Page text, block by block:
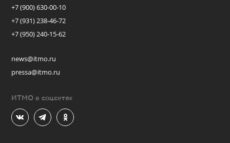
+7 (900) 630-00-10
+7 (931) 238-46-72
+7 (950) 240-15-62
news@itmo.ru
pressa@itmo.ru
ИТМО в соцсетях